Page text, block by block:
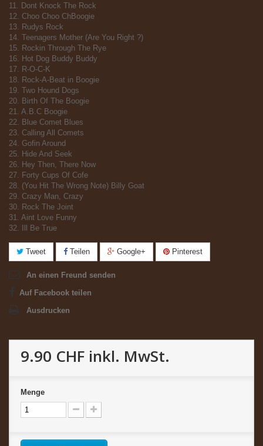
11. Dont Knock The Rock
12. Choo Choo ChBoogie
13. Rudys Rock
14. Teenagers Mother (Are You Right ?)
15. Rockin Through The Rye
16. Hot Dog Buddy Buddy
17. R-O-C-K
18. Rock-A-Beat in Boogie
19. Two Hound Dogs
20. Birth Of The Boogie
21. A.B.C Boogie
22. Blue Comet Blues
23. Calling All Comets
24. Gofin Around
25. Hide And Seek
26. Hey Then, There Now
27. Forty Cups Of Cofe
28. (You Hit The Wrong Note) Billy Goat
29. Crazy Man, Crazy
30. Rock The Joint
31. Aint Love Funny
32. Ill Be True
Tweet Teilen Google+ Pinterest
An einen Freund senden
Auf Facebook teilen
Ausdrucken
9.90 CHF inkl. MwSt.
Menge